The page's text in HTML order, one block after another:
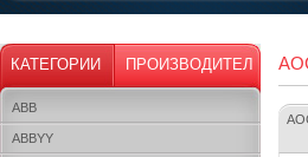
КАТЕГОРИИ ПРОИЗВОДИТЕЛ
ABB
ABBYY